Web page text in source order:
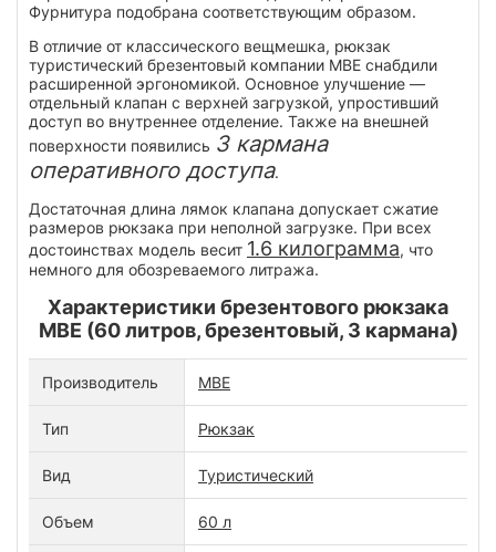
Фурнитура подобрана соответствующим образом.
В отличие от классического вещмешка, рюкзак
туристический брезентовый компании МВЕ снабдили
расширенной эргономикой. Основное улучшение —
отдельный клапан с верхней загрузкой, упростивший
доступ во внутреннее отделение. Также на внешней
поверхности появились 3 кармана
оперативного доступа.
Достаточная длина лямок клапана допускает сжатие
размеров рюкзака при неполной загрузке. При всех
достоинствах модель весит 1.6 килограмма, что
немного для обозреваемого литража.
Характеристики брезентового рюкзака
MBE (60 литров, брезентовый, 3 кармана)
Производитель МВЕ
Тип Рюкзак
Вид Туристический
Объем 60 л